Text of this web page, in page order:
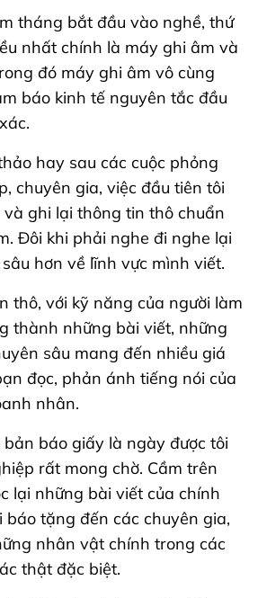
tháng bắt đầu vào nghề, thứ
nhất chính là máy ghi âm và
đó máy ghi âm vô cùng
báo kinh tế nguyên tắc đầu
hay sau các cuộc phỏng
chuyên gia, việc đầu tiên tôi
ghi lại thông tin thô chuẩn
Đôi khi phải nghe đi nghe lại
hơn về lĩnh vực mình viết.
thô, với kỹ năng của người làm
thành những bài viết, những
sâu mang đến nhiều giá
đọc, phản ánh tiếng nói của
nhân.
báo giấy là ngày được tôi
rất mong chờ. Cầm trên
lại những bài viết của chính
báo tặng đến các chuyên gia,
nhân vật chính trong các
thật đặc biệt.